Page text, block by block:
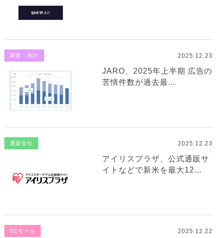
調査・統計 2025.12.23
JARO、2025年上半期 広告の
苦情件数が過去最...
通販会社 2025.12.23
アイリスプラザ、公式通販サ
イトなどで新米を最大12...
ECモール 2025.12.22